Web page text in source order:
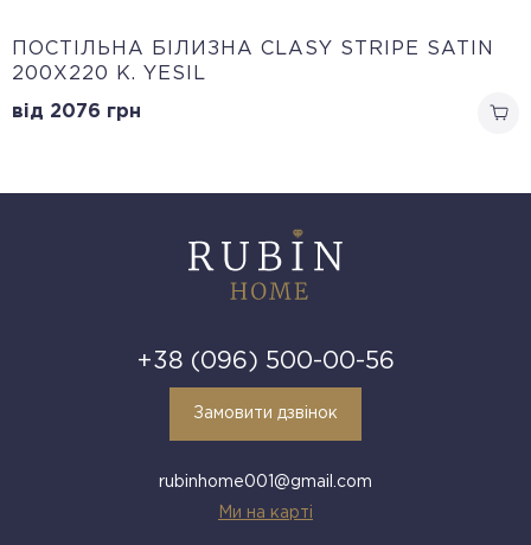
ПОСТІЛЬНА БІЛИЗНА CLASY STRIPE SATIN
200Х220 K. YESIL
від 2076 грн
+38 (096) 500-00-56
Замовити дзвінок
rubinhome001@gmail.com
Ми на карті